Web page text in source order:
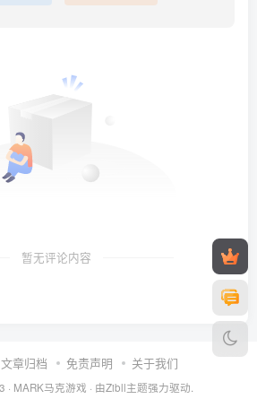
暂无评论内容
文章归档 免责声明 关于我们
· MARK马克游戏 · 由Zibll主题强力驱动.